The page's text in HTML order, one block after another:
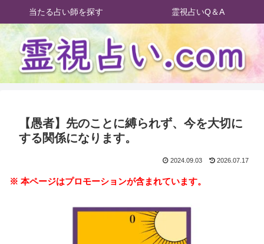
当たる占い師を探す 霊視占いQ＆A
【愚者】先のことに縛られず、今を大切に
する関係になります。
2024.09.03 2026.07.17
※ 本ページはプロモーションが含まれています。